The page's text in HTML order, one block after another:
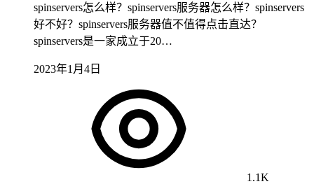
spinservers怎么样？spinservers服务器怎么样？spinservers
好不好？spinservers服务器值不值得点击直达？
spinservers是一家成立于20…
2023年1月4日
1.1K